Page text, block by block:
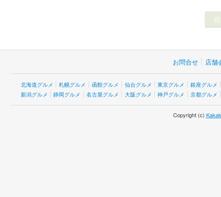
お問合せ 店舗
北海道グルメ 札幌グルメ 函館グルメ 仙台グルメ 東京グルメ
銀座グルメ
新潟グルメ
静岡グルメ 名古屋グルメ 大阪グルメ 神戸グルメ 京都グルメ
Copyright (c)